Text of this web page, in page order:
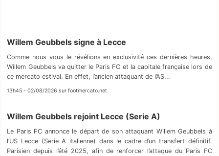
Willem Geubbels signe à Lecce
Comme nous vous le révélions en exclusivité ces dernières heures,
Willem Geubbels va quitter le Paris FC et la capitale française lors de
ce mercato estival. En effet, l’ancien attaquant de l’AS...
13h45 - 02/08/2026 sur footmercato.net
Willem Geubbels rejoint Lecce (Serie A)
Le Paris FC annonce le départ de son attaquant Willem Geubbels à
l’US Lecce (Serie A italienne) dans le cadre d’un transfert définitif.
Parisien depuis l’été 2025, afin de renforcer l’attaque du Paris FC